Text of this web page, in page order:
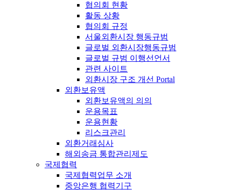
협의회 현황
활동 상황
협의회 규정
서울외환시장 행동규범
글로벌 외환시장행동규범
글로벌 규범 이행선언서
관련 사이트
외환시장 구조 개선 Portal
외환보유액
외환보유액의 의의
운용목표
운용현황
리스크관리
외환거래심사
해외송금 통합관리제도
국제협력
국제협력업무 소개
중앙은행 협력기구